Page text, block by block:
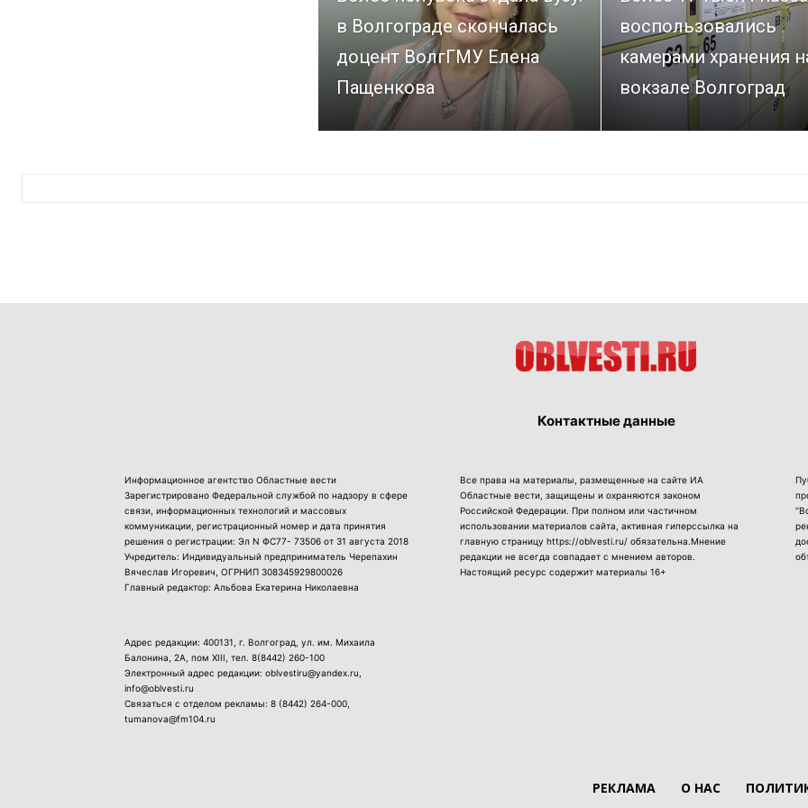
в Волгограде скончалась
доцент ВолгГМУ Елена
Пащенкова
воспользовались
камерами хранения
вокзале Волгоград
Контактные данные
Информационное агентство Областные вести
Зарегистрировано Федеральной службой по надзору в сфере
связи, информационных технологий и массовых
коммуникации, регистрационный номер и дата принятия
решения о регистрации: Эл N ФС77- 73506 от 31 августа 2018
Учредитель: Индивидуальный предприниматель Черепахин
Вячеслав Игоревич, ОГРНИП 308345929800026
Главный редактор: Альбова Екатерина Николаевна
Адрес редакции: 400131, г. Волгоград, ул. им. Михаила
Балонина, 2А, пом XIII, тел. 8(8442) 260-100
Электронный адрес редакции: oblvestiru@yandex.ru,
info@oblvesti.ru
Связаться с отделом рекламы: 8 (8442) 264-000
tumanova@fm104.ru
Все права на материалы, размещенные на сайте ИА
Областные вести, защищены и охраняются законом
Российской Федерации. При полном или частичном
использовании материалов сайта, активная гиперссылка на
главную страницу https://oblvesti.ru/ обязательна.Мнение
редакции не всегда совпадает с мнением авторов.
Настоящий ресурс содержит материалы 16+
РЕКЛАМА О НАС